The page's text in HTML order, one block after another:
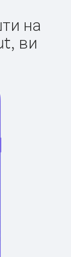
на
ви